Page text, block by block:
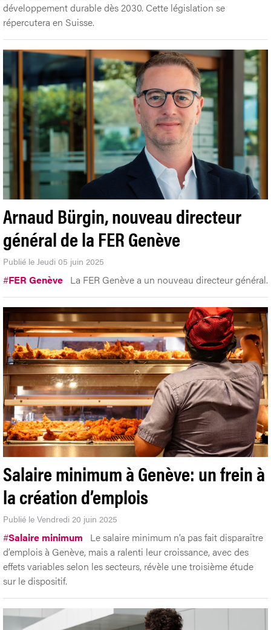
développement durable dès 2030. Cette législation se
répercutera en Suisse.
Arnaud Bürgin, nouveau directeur
général de la FER Genève
Publié le Jeudi 05 juin 2025
#FER Genève La FER Genève a un nouveau directeur général.
Salaire minimum à Genève: un frein à
la création d’emplois
Publié le Vendredi 20 juin 2025
#Salaire minimum
Le salaire minimum n’a pas fait disparaître
d’emplois à Genève, mais a ralenti leur croissance, avec des
effets variables selon les secteurs, révèle une troisième étude
sur le dispositif.